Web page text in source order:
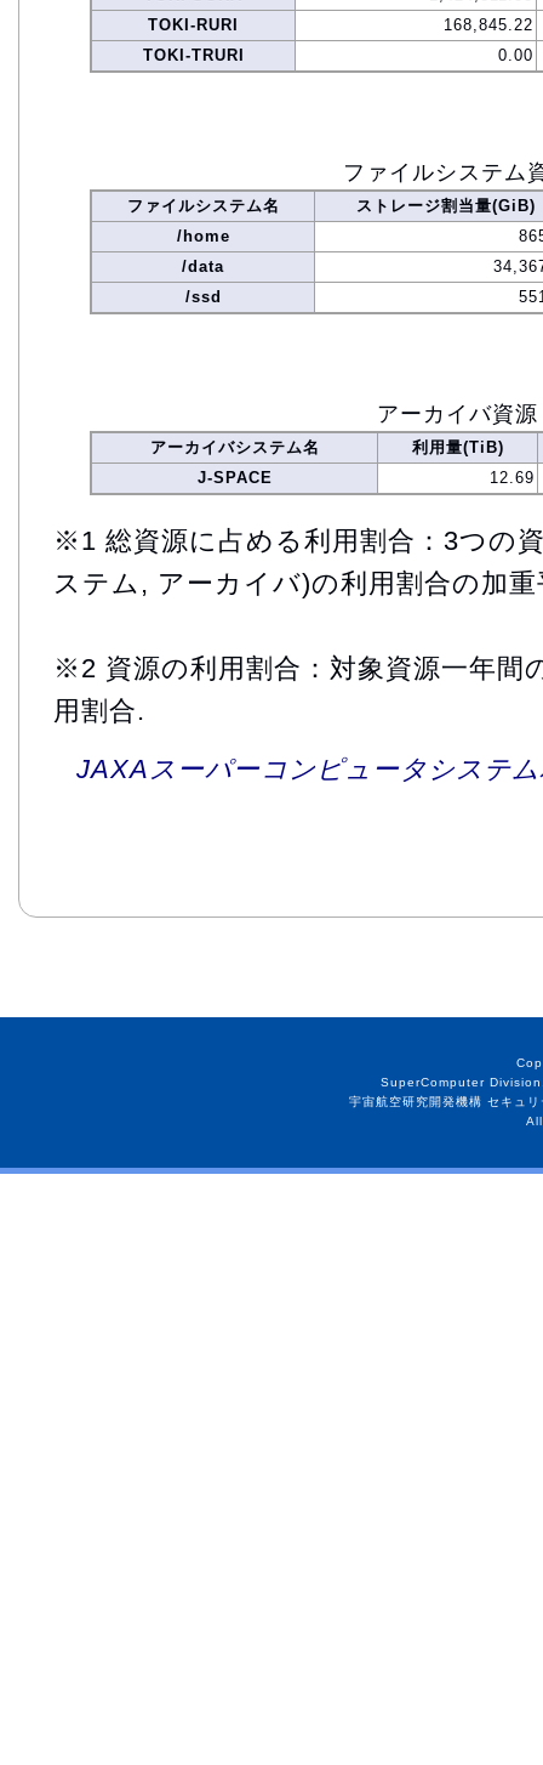
TOKI-RURI
168,845.22
TOKI-TRURI
0.00
ファイルシステム
ファイルシステム名
ストレージ割当量(GiB)
/home
/data
/ssd
アーカイバ資源
アーカイバシステム名
利用量(TiB)
J-SPACE
12.69
※1 総資源に占める利用割合：3つの
ステム, アーカイバ)の利用割合の加重
※2 資源の利用割合：対象資源一年間
用割合.
JAXAスーパーコンピュータシステ
SuperComputer
宇宙航空研究開発機構 セキュ